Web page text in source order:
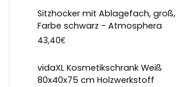
Sitzhocker mit Ablagefach, groß,
Farbe schwarz - Atmosphera
43,40€
vidaXL Kosmetikschrank Weiß
80x40x75 cm Holzwerkstoff